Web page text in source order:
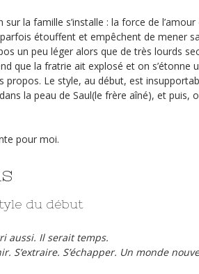
la famille s’installe : la force de
étouffent et empêchent de mener sa
un peu léger alors que de très lourds
que la fratrie ait explosé et on s’étonne
propos. Le style, au début, est
la peau de Saul(le frère aîné), et puis,
pour moi.
du début
aussi. Il serait temps.
S’extraire. S’échapper. Un monde